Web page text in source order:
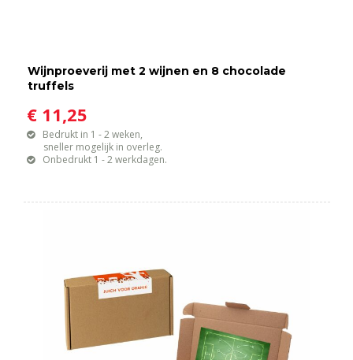
Wijnproeverij met 2 wijnen en 8 chocolade
truffels
€ 11,25
Bedrukt in 1 - 2 weken,
sneller mogelijk in overleg.
Onbedrukt 1 - 2 werkdagen.